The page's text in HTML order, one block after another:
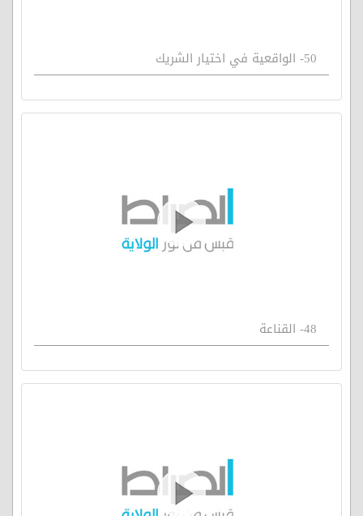
50- الواقعية في اختيار الشريك
48- القناعة